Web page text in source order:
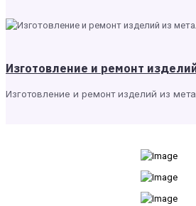
Изготовление и ремонт
Изготовление и ремонт изделий из